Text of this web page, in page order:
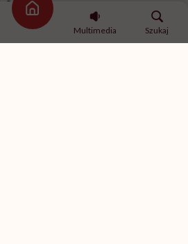
Strona główna
Multimedia
Szukaj
822 Warszawa
9512613236
z redakcją